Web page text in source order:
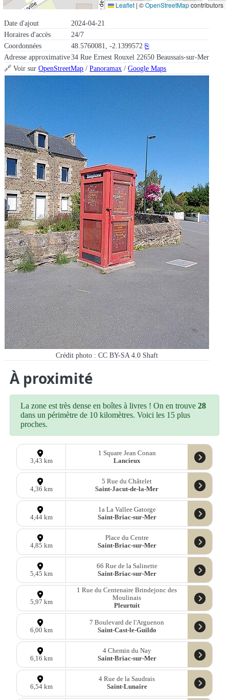
Date d'ajout
2024-04-21
Horaires d'accès
24/7
Coordonnées
48.5760081, -2.1399572 ⎘
Adresse approximative34 Rue Ernest Rouxel 22650 Beaussais-sur-Mer
🔗 Voir surOpenStreetMap /Panoramax /Google Maps
Crédit photo : CC BY-SA 4.0 Shaft
Leaflet | ©OpenStreetMapcontributors
À proximité
La zone est très dense en boîtes à livres ! On en trouve28
dans un périmètre de 10 kilomètres. Voici les 15 plus
proches.
3,43 km
1 Square Jean Conan
Lancieux
4,36 km
5 Rue du Châtelet
Saint-Jacut-de-la-Mer
4,44 km
1a La Vallee Gatorge
Saint-Briac-sur-Mer
4,85 km
Place du Centre
Saint-Briac-sur-Mer
5,45 km
66 Rue de la Salinette
Saint-Briac-sur-Mer
5,97 km
1 Rue du Centenaire Brindejonc des
Moulinais
Pleurtuit
6,00 km
7 Boulevard de l'Arguenon
Saint-Cast-le-Guildo
6,16 km
4 Chemin du Nay
Saint-Briac-sur-Mer
6,54 km
4 Rue de la Saudrais
Saint-Lunaire